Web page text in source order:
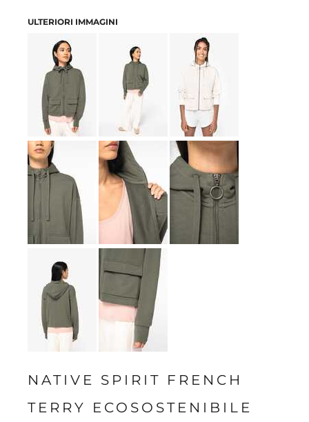
ULTERIORI IMMAGINI
NATIVE SPIRIT FRENCH
TERRY ECOSOSTENIBILE